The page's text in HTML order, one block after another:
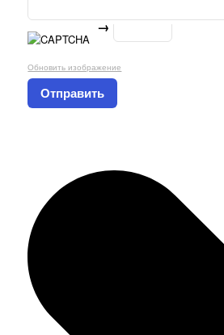
→
Обновить изображение